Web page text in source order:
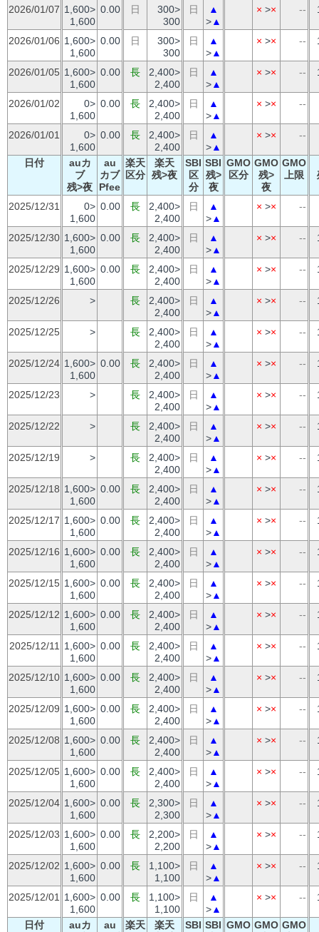
2026/01/07 1,600>
1,600
0.00 日
300>
300
日
▲
>▲
× >× --
2026/01/06 1,600>
1,600
0.00 日
300>
300
日
▲
>▲
× >× --
2026/01/05 1,600>
1,600
0.00 長
2,400>
2,400
日
▲
>▲
× >× --
2026/01/02
0>
1,600
0.00 長
2,400>
2,400
日
▲
>▲
× >× --
2026/01/01
0>
1,600
0.00 長
2,400>
2,400
日
▲
>▲
× >× --
日付
auカ
ブ
残>夜
au
カブ
Pfee
楽天
区分
楽天
残>夜
SBI
区
分
SBI
残>
夜
GMO
区分
GMO
残>
夜
GMO
上限
2025/12/31
0>
1,600
0.00 長
2,400>
2,400
日
▲
>▲
× >× --
2025/12/30 1,600>
1,600
0.00 長
2,400>
2,400
日
▲
>▲
× >× --
2025/12/29 1,600>
1,600
0.00 長
2,400>
2,400
日
▲
>▲
× >× --
2025/12/26 > 長
2,400>
2,400
日
▲
>▲
× >× --
2025/12/25 > 長
2,400>
2,400
日
▲
>▲
× >× --
2025/12/24 1,600>
1,600
0.00 長
2,400>
2,400
日
▲
>▲
× >× --
2025/12/23 > 長
2,400>
2,400
日
▲
>▲
× >× --
2025/12/22 > 長
2,400>
2,400
日
▲
>▲
× >× --
2025/12/19 > 長
2,400>
2,400
日
▲
>▲
× >× --
2025/12/18 1,600>
1,600
0.00 長
2,400>
2,400
日
▲
>▲
× >× --
2025/12/17 1,600>
1,600
0.00 長
2,400>
2,400
日
▲
>▲
× >× --
2025/12/16 1,600>
1,600
0.00 長
2,400>
2,400
日
▲
>▲
× >× --
2025/12/15 1,600>
1,600
0.00 長
2,400>
2,400
日
▲
>▲
× >× --
2025/12/12 1,600>
1,600
0.00 長
2,400>
2,400
日
▲
>▲
× >× --
2025/12/11
1,600>
1,600
0.00 長
2,400>
2,400
日
▲
>▲
× >× --
2025/12/10 1,600>
1,600
0.00 長
2,400>
2,400
日
▲
>▲
× >× --
2025/12/09 1,600>
1,600
0.00 長
2,400>
2,400
日
▲
>▲
× >× --
2025/12/08 1,600>
1,600
0.00 長
2,400>
2,400
日
▲
>▲
× >× --
2025/12/05 1,600>
1,600
0.00 長
2,400>
2,400
日
▲
>▲
× >× --
2025/12/04 1,600>
1,600
0.00 長
2,300>
2,300
日
▲
>▲
× >× --
2025/12/03 1,600>
1,600
0.00 長
2,200>
2,200
日
▲
>▲
× >× --
2025/12/02 1,600>
1,600
0.00 長
1,100>
1,100
日
▲
>▲
× >× --
2025/12/01
1,600>
1,600
0.00 長
1,100>
1,100
日
▲
>▲
× >× --
日付
auカ
au
楽天
楽天
SBI SBI GMO GMO GMO